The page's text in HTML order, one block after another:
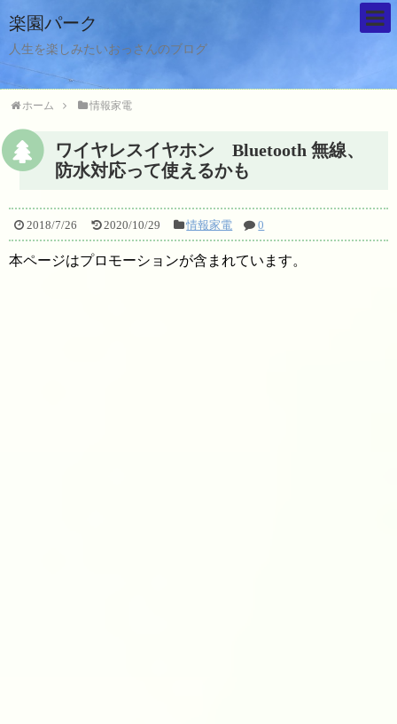
楽園パーク
人生を楽しみたいおっさんのブログ
ホーム 情報家電
ワイヤレスイヤホン Bluetooth 無線、
防水対応って使えるかも
2018/7/26 2020/10/29 情報家電 0
本ページはプロモーションが含まれています。